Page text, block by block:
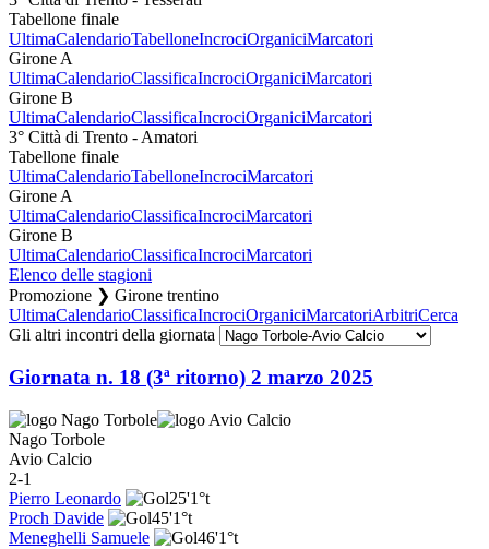
Tabellone finale
UltimaCalendarioTabelloneIncrociOrganiciMarcatori
Girone A
UltimaCalendarioClassificaIncrociOrganiciMarcatori
Girone B
UltimaCalendarioClassificaIncrociOrganiciMarcatori
3° Città di Trento - Amatori
Tabellone finale
UltimaCalendarioTabelloneIncrociMarcatori
Girone A
UltimaCalendarioClassificaIncrociMarcatori
Girone B
UltimaCalendarioClassificaIncrociMarcatori
Elenco delle stagioni
Promozione ❯ Girone trentino
UltimaCalendarioClassificaIncrociOrganiciMarcatoriArbitriCerca
Gli altri incontri della giornata
Giornata n. 18 (3ª ritorno) 2 marzo 2025
Nago Torbole
Avio Calcio
2-1
Pierro Leonardo
25'1°t
Proch Davide
45'1°t
Meneghelli Samuele
46'1°t